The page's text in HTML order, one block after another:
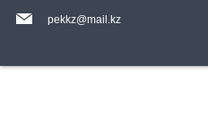
pekkz@mail.kz